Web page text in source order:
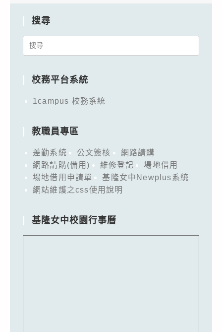
搜尋
Search
校務平台系統
1campus 校務系統
教職員專區
差勤系統 公文簽核
網路請購
網路請購(備用)
維修登記
場地借用
場地借用申請單
基隆女中Newplus系統
網站維護之css使用說明
基隆女中校園行事曆